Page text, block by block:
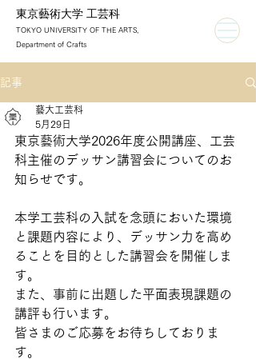
東京藝術大学 工芸科
TOKYO UNIVERSITY OF THE ARTS,
Department of Crafts
記事
藝大工芸科
5月29日
東京藝術大学2026年度公開講座、工芸
科主催のデッサン講習会についてのお
知らせです。
本学工芸科の入試を念頭においた環境
と課題内容により、デッサン力を高め
ることを目的とした講習会を開催しま
す。
また、事前に出題した平面表現課題の
講評も行います。
皆さまのご応募をお待ちしておりま
す。